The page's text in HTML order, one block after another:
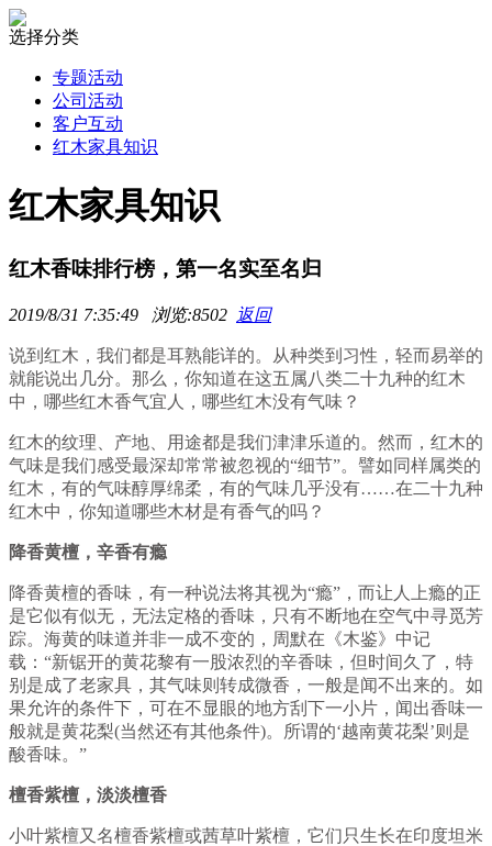
选择分类
专题活动
公司活动
客户互动
红木家具知识
红木家具知识
红木香味排行榜，第一名实至名归
2019/8/31 7:35:49 浏览:8502 返回
说到红木，我们都是耳熟能详的。从种类到习性，轻而易举的
就能说出几分。那么，你知道在这五属八类二十九种的红木
中，哪些红木香气宜人，哪些红木没有气味？
红木的纹理、产地、用途都是我们津津乐道的。然而，红木的
气味是我们感受最深却常常被忽视的“细节”。譬如同样属类的
红木，有的气味醇厚绵柔，有的气味几乎没有……在二十九种
红木中，你知道哪些木材是有香气的吗？
降香黄檀，辛香有瘾
降香黄檀的香味，有一种说法将其视为“瘾”，而让人上瘾的正
是它似有似无，无法定格的香味，只有不断地在空气中寻觅芳
踪。海黄的味道并非一成不变的，周默在《木鉴》中记
载：“新锯开的黄花黎有一股浓烈的辛香味，但时间久了，特
别是成了老家具，其气味则转成微香，一般是闻不出来的。如
果允许的条件下，可在不显眼的地方刮下一小片，闻出香味一
般就是黄花梨(当然还有其他条件)。所谓的‘越南黄花梨’则是
酸香味。”
檀香紫檀，淡淡檀香
小叶紫檀又名檀香紫檀或茜草叶紫檀，它们只生长在印度坦米